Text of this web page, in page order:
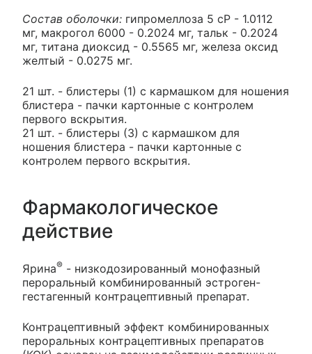
Состав оболочки: гипромеллоза 5 cP - 1.0112
мг, макрогол 6000 - 0.2024 мг, тальк - 0.2024
мг, титана диоксид - 0.5565 мг, железа оксид
желтый - 0.0275 мг.
21 шт. - блистеры (1) с кармашком для ношения
блистера - пачки картонные с контролем
первого вскрытия.
21 шт. - блистеры (3) с кармашком для
ношения блистера - пачки картонные с
контролем первого вскрытия.
Фармакологическое
действие
Ярина® - низкодозированный монофазный
пероральный комбинированный эстроген-
гестагенный контрацептивный препарат.
Контрацептивный эффект комбинированных
пероральных контрацептивных препаратов